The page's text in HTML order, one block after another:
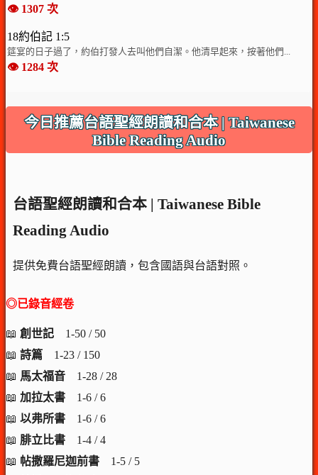
👁️ 1307 次
18約伯記 1:5
筵宴的日子過了，約伯打發人去叫他們自潔。他清早起來，按著他們...
👁️ 1284 次
今日推薦台語聖經朗讀和合本 | Taiwanese
Bible Reading Audio
台語聖經朗讀和合本 | Taiwanese Bible
Reading Audio
提供免費台語聖經朗讀，包含國語與台語對照。
◎已錄音經卷
📖 創世記 1-50 / 50
📖 詩篇 1-23 / 150
📖 馬太福音 1-28 / 28
📖 加拉太書 1-6 / 6
📖 以弗所書 1-6 / 6
📖 腓立比書 1-4 / 4
📖 帖撒羅尼迦前書 1-5 / 5